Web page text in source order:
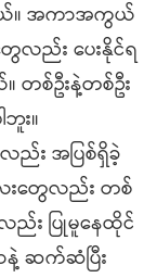
ယ်။ အကာအကွယ်
လည်း ပေးနိုင်ရ
တစ်ဦးနဲ့တစ်ဦး
း။
ည်း အပြစ်ရှိခဲ့
းတွေလည်း တစ်
ည်း ပြုမူနေထိုင်
ဆက်ဆံပြီး